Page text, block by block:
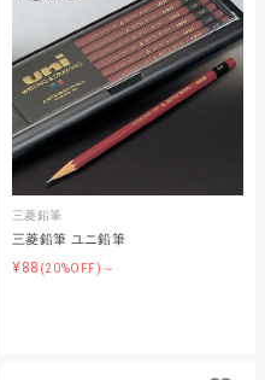
三菱鉛筆
三菱鉛筆 ユニ鉛筆
¥88 (20%OFF)～